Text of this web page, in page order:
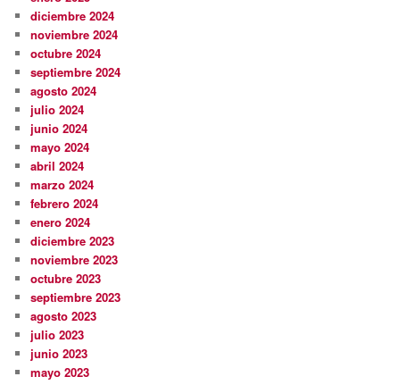
diciembre 2024
noviembre 2024
octubre 2024
septiembre 2024
agosto 2024
julio 2024
junio 2024
mayo 2024
abril 2024
marzo 2024
febrero 2024
enero 2024
diciembre 2023
noviembre 2023
octubre 2023
septiembre 2023
agosto 2023
julio 2023
junio 2023
mayo 2023